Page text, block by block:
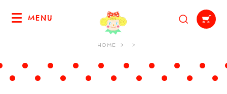
MENU
HOME